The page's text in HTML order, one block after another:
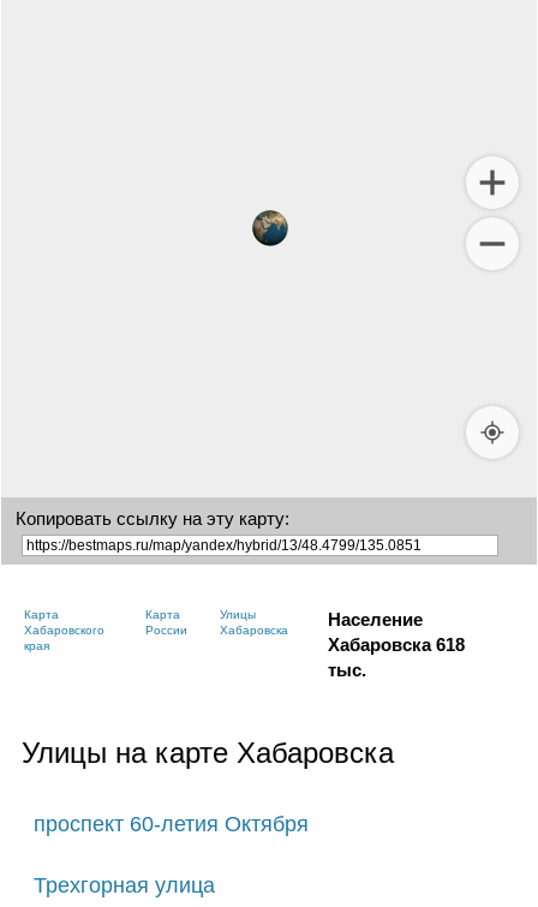
Копировать ссылку на эту карту:
Карта
Хабаровского
края
Карта
России
Улицы
Хабаровска
Население
Хабаровска618
тыс.
Улицы на карте Хабаровска
проспект 60-летия Октября
Трехгорная улица